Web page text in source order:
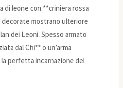
di leone con **criniera rossa
decorate mostrano ulteriore
dei Leoni. Spesso armato
dal Chi** o un’arma
perfetta incarnazione del